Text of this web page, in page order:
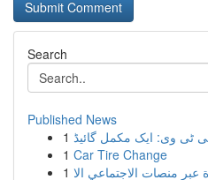
Search
Published News
1 ٹی وی: ایک مکمل گائیڈ
1 Car Tire Change
1